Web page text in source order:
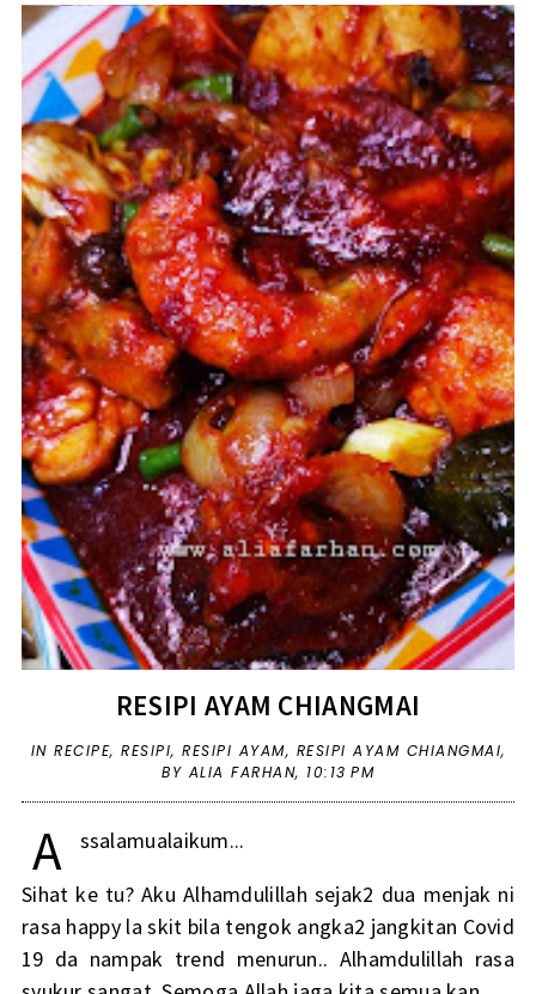
RESIPI AYAM CHIANGMAI
IN RECIPE, RESIPI, RESIPI AYAM, RESIPI AYAM CHIANGMAI,
BY ALIA FARHAN, 10:13 PM
A
ssalamualaikum...
Sihat ke tu? Aku Alhamdulillah sejak2 dua menjak ni
rasa happy la skit bila tengok angka2 jangkitan Covid
19 da nampak trend menurun.. Alhamdulillah rasa